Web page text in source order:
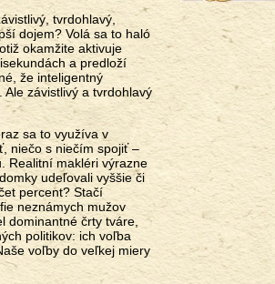
tvrdohlavý,
dojem? Volá sa to haló
okamžite aktivuje
a predloží
že inteligentný
závistlivý a tvrdohlavý
sa to využíva v
niečo s niečím spojiť –
Realitní makléri výrazne
udeľovali vyššie či
percent? Stačí
neznámych mužov
dominantné črty tváre,
politikov: ich voľba
voľby do veľkej miery